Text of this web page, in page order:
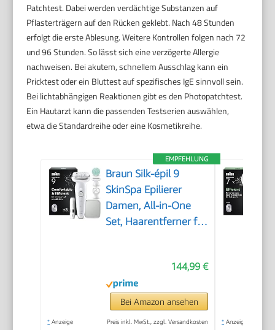
Patchtest. Dabei werden verdächtige Substanzen auf
Pflasterträgern auf den Rücken geklebt. Nach 48 Stunden
erfolgt die erste Ablesung. Weitere Kontrollen folgen nach 72
und 96 Stunden. So lässt sich eine verzögerte Allergie
nachweisen. Bei akutem, schnellem Ausschlag kann ein
Pricktest oder ein Bluttest auf spezifisches IgE sinnvoll sein.
Bei lichtabhängigen Reaktionen gibt es den Photopatchtest.
Ein Hautarzt kann die passenden Testserien auswählen,
etwa die Standardreihe oder eine Kosmetikreihe.
EMPFEHLUNG
Braun Silk-épil 9
SkinSpa Epilierer
Damen, All-in-One
Set, Haarentferner für
Wasserdicht — Inkl.
Facespa
Gesichtshaarentferner
144,99 €
Bei Amazon ansehen
* Anzeige Preis inkl. MwSt., zzgl. Versandkosten * Anzeige